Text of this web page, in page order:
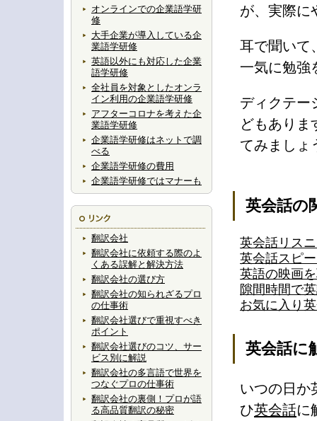
オンラインでの企業語学研
修
大手企業が導入している企
業語学研修
英語以外にも対応した企業
語学研修
全社員を対象としたオンラ
イン利用の企業語学研修
アフターコロナを考えた企
業語学研修
企業語学研修はネットで調
べる
企業語学研修の費用
企業語学研修ではマナーも
翻訳会社
翻訳会社に依頼する際のよ
くある誤解と解決方法
翻訳会社の選び方
翻訳会社の知られざるプロ
の仕事術
翻訳会社選びで重視すべき
ポイント
翻訳会社選びのコツ、サー
ビス別に解説
翻訳会社の多言語で世界を
つなぐプロの仕事術
翻訳会社の裏側！プロが語
る高品質翻訳の秘密
が、実際に
耳で聞いて
一気に勉強
ディクテー
どもありま
てみましょ
英会話の
英会話リス
英会話スピ
英語の映画
隙間時間で
お気に入り
英会話に
いつの日か
ひ英会話に